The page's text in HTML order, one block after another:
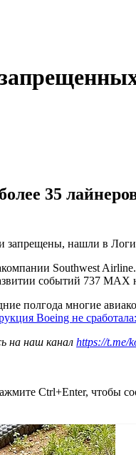
35
запрещены, нашли в
Southwest
событий 737 MAX
полгода многие
Boeing не
на наш канал https://t.me/
Ctrl+Enter, чтобы